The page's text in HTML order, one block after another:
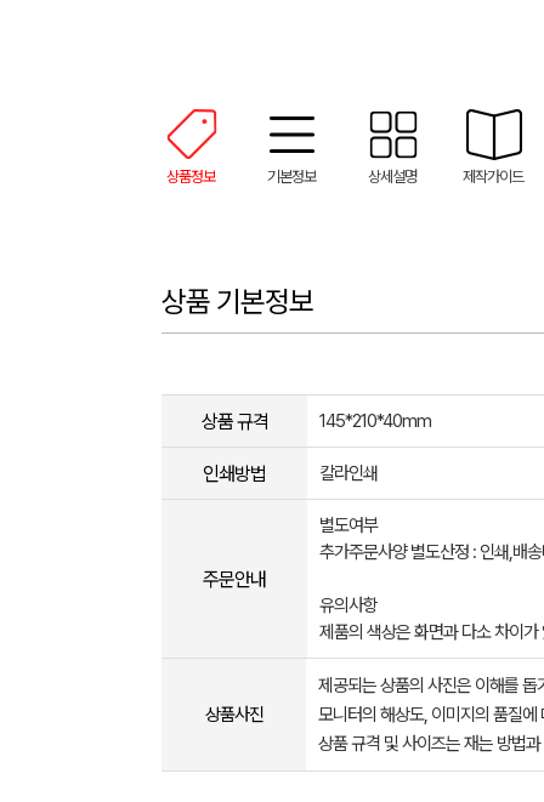
상품정보 기본정보 상세설명 제작가이드
상품 기본정보
상품 규격 145*210*40mm
인쇄방법 칼라인쇄
주문안내
별도여부
추가주문사양 별도산정 : 인쇄,배
유의사항
제품의 색상은 화면과 다소 차이가
상품사진
제공되는 상품의 사진은 이해를
모니터의 해상도, 이미지의 품질
상품 규격 및 사이즈는 재는 방법